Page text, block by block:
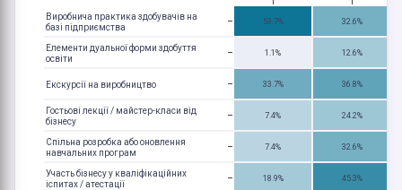
Виробнича практика здобувачів на
базі підприємства
Елементи дуальної форми здобуття
освіти
Екскурсії на виробництво
Гостьові лекції / майстер-класи від
бізнесу
Спільна розробка або оновлення
навчальних програм
Участь бізнесу у кваліфікаційних
іспитах / атестації
53.7% 32.6%
1.1% 12.6%
33.7% 36.8%
7.4% 24.2%
7.4% 32.6%
18.9% 45.3%